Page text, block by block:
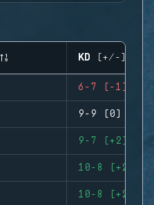
KD (+/-)
6-7 (-1)
9-9 (0)
9-7 (+2)
10-8 (+2)
10-8 (+2)